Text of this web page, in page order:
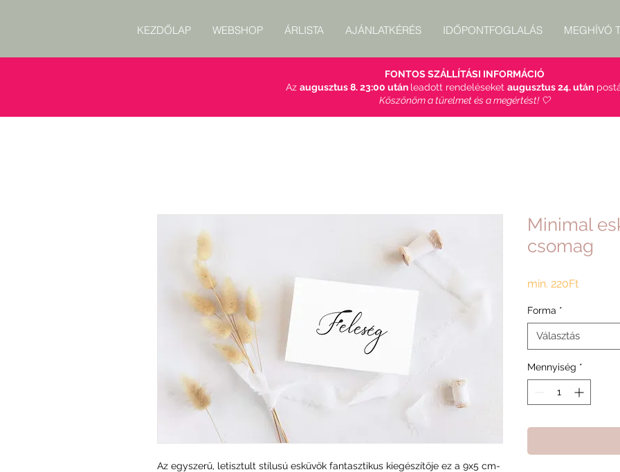
KEZDŐLAP WEBSHOP ÁRLISTA AJÁNLATKÉRÉS IDŐPONTFOGLALÁS MEGHÍVÓ
FONTOS SZÁLLÍTÁSI INFORMÁCIÓ
Az augusztus 8. 23:00 után leadott rendeléseket augusztus 24. után
Köszönöm a türelmet és a megértést! 🤍
Az egyszerű, letisztult stílusú esküvők fantasztikus kiegészítője ez a 9x5 cm-
Minimal
csomag
min. 220FtAkciós
Forma *
Választás
Mennyiség *